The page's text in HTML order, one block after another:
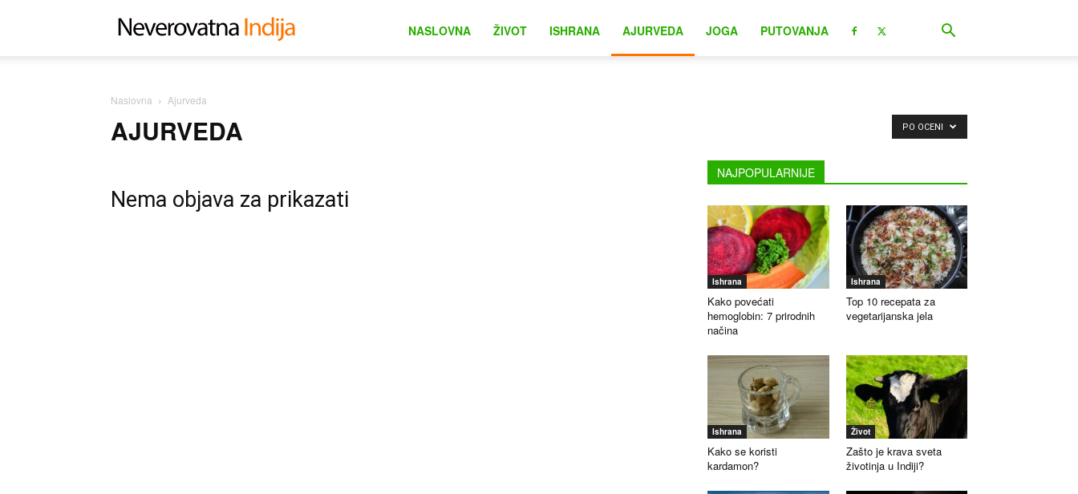
NASLOVNA ŽIVOT ISHRANA AJURVEDA JOGA PUTOVANJA
Naslovna Ajurveda
AJURVEDA PO OCENI
Nema objava za prikazati
NAJPOPULARNIJE
Ishrana
Kako povećati
hemoglobin: 7 prirodnih
načina
Ishrana
Top 10 recepata za
vegetarijanska jela
Ishrana
Kako se koristi
kardamon?
Život
Zašto je krava sveta
životinja u Indiji?